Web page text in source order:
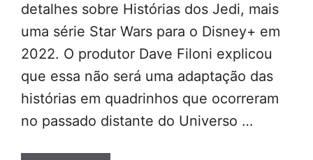
detalhes sobre Histórias dos Jedi, mais
uma série Star Wars para o Disney+ em
2022. O produtor Dave Filoni explicou
que essa não será uma adaptação das
histórias em quadrinhos que ocorreram
no passado distante do Universo …